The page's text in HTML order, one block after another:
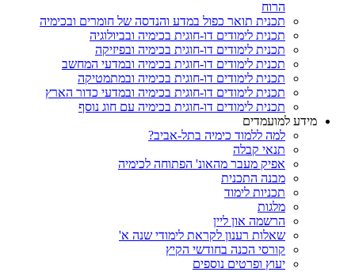
הרוח
תכנית תואר כפול במדע והנדסה של חומרים ובכימיה
תכנית לימודים דו-חוגית בכימיה ובביולוגיה
תכנית לימודים דו-חוגית בכימיה ובפיזיקה
תכנית לימודים דו-חוגית בכימיה ובמדעי המחשב
תכנית לימודים דו-חוגית בכימיה ובמתמטיקה
תכנית לימודים דו-חוגית בכימיה ובמדעי כדור הארץ
תכנית לימודים דו-חוגית בכימיה עם חוג נוסף
מידע למועמדים
למה ללמוד כימיה בתל-אביב?
תנאי קבלה
אפיק מעבר מהאונ' הפתוחה לכימיה
מבנה התכנית
תכניות לימוד
מלגות
הרשמה און ליין
שאלות רענון לקראת לימודי שנה א'
קורסי הכנה בחודשי הקיץ
יעוץ ופרטים נוספים